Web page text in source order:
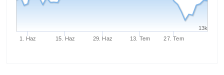
1. Haz 15. Haz 29. Haz 13. Tem 27. Tem
13k